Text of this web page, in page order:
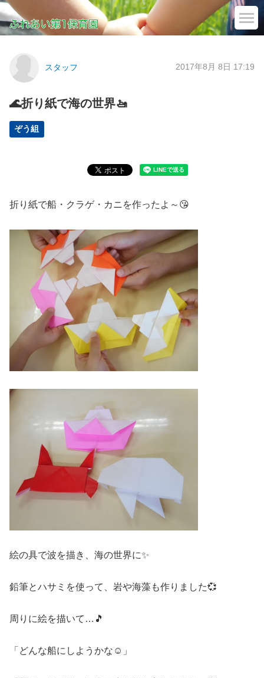
スタッフ 2017年8月 8日 17:19
🌊折り紙で海の世界🚤
ぞう組
折り紙で船・クラゲ・カニを作ったよ～😘
絵の具で波を描き、海の世界に✨
鉛筆とハサミを使って、岩や海藻も作りました💞
周りに絵を描いて…🎵
「どんな船にしようかな☺」